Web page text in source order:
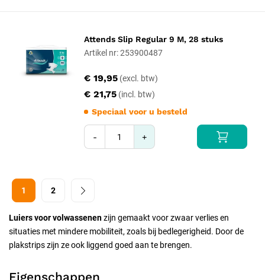
Attends Slip Regular 9 M, 28 stuks
Artikel nr: 253900487
€ 21,75
€ 19,95
Speciaal voor u besteld
- +
1 2
Luiers voor volwassenenzijn gemaakt voor zwaar verlies en
situaties met mindere mobiliteit, zoals bij bedlegerigheid. Door de
plakstrips zijn ze ook liggend goed aan te brengen.
Eigenschappen